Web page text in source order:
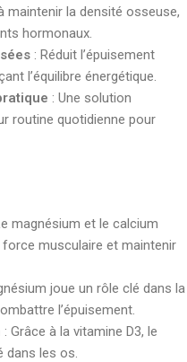
maintenir la densité osseuse,
hormonaux.
: Réduit l’épuisement
l’équilibre énergétique.
: Une solution
routine quotidienne pour
magnésium et le calcium
musculaire et maintenir
joue un rôle clé dans la
l’épuisement.
: Grâce à la vitamine D3, le
dans les os.